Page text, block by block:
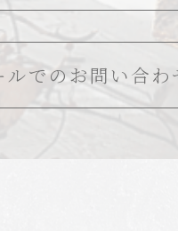
ルでのお問い合わ